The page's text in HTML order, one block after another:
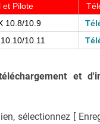
et Pilote
10.8/10.9
10.11
et
sélectionnez [